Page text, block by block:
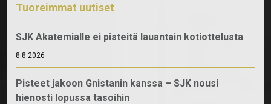
Tuoreimmat uutiset
SJK Akatemialle ei pisteitä lauantain kotiottelusta
8.8.2026
Pisteet jakoon Gnistanin kanssa – SJK nousi
hienosti lopussa tasoihin